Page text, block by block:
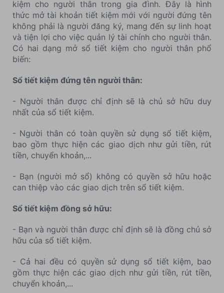
kiệm cho người thân trong gia đình. Đây là hình
thức mở tài khoản tiết kiệm mới với người đứng tên
không phải là người đăng ký, mang đến sự linh hoạt
và tiện lợi cho việc quản lý tài chính cho người thân.
Có hai dạng mở sổ tiết kiệm cho người thân phổ
biến:
Sổ tiết kiệm đứng tên người thân:
- Người thân được chỉ định sẽ là chủ sở hữu duy
nhất của sổ tiết kiệm.
- Người thân có toàn quyền sử dụng sổ tiết kiệm,
bao gồm thực hiện các giao dịch như gửi tiền, rút
tiền, chuyển khoản,...
- Bạn (người mở sổ) không có quyền sở hữu hoặc
can thiệp vào các giao dịch trên sổ tiết kiệm.
Sổ tiết kiệm đồng sở hữu:
- Bạn và người thân được chỉ định sẽ là đồng chủ sở
hữu của sổ tiết kiệm.
- Cả hai đều có quyền sử dụng sổ tiết kiệm, bao
gồm thực hiện các giao dịch như gửi tiền, rút tiền,
chuyển khoản,...